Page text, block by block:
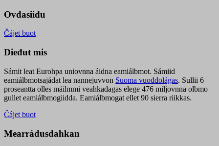
Ovdasiidu
Čájet buot
Dieđut mis
Sámit leat Eurohpa uniovnna áidna eamiálbmot. Sámiid
eamiálbmotsajádat lea nannejuvvon Suoma vuođđolágas. Sullii 6
proseantta olles máilmmi veahkadagas elege 476 miljovnna olbmo
gullet eamiálbmogiidda. Eamiálbmogat ellet 90 sierra riikkas.
Čájet buot
Mearrádusdahkan